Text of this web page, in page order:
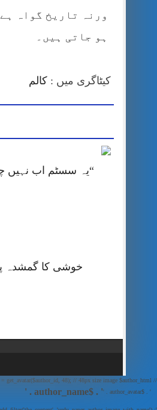
ورنہ تاریخ گواہ
ہو جاتی ہیں۔
کیٹاگری میں : کالم
“یہ سسٹم اب نہیں
خوشی کا گمشدہ
// Show Author Image with Author Name in UrduPaper Theme function urdu_paper_author_image_with_name($content) { if (is_single()) { $author_id = get_the_author_meta('ID'); $author_name = get_the_author(); $author_avatar = get_avatar($author_id, 48); // 48px size image $author_html = '
' . $author_avatar . '
' . $author_name . '